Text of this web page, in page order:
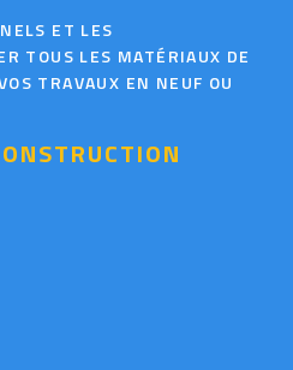
ET LES
TOUS LES MATÉRIAUX DE
TRAVAUX EN NEUF OU